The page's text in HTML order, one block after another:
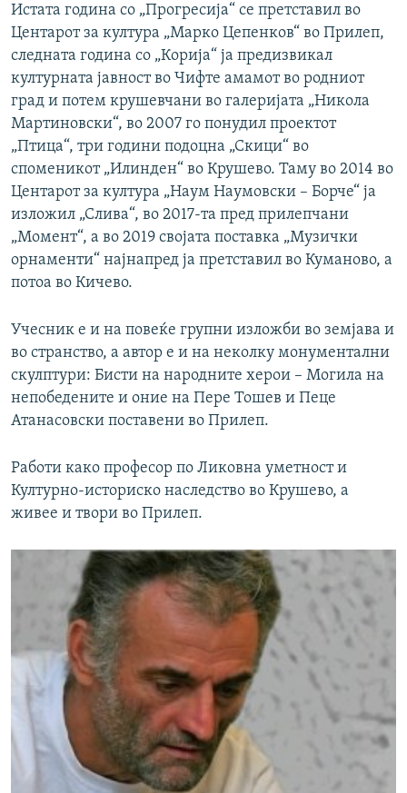
Истата година со „Прогресија“ се претставил во
Центарот за култура „Марко Цепенков“ во Прилеп,
следната година со „Корија“ ја предизвикал
културната јавност во Чифте амамот во родниот
град и потем крушевчани во галеријата „Никола
Мартиновски“, во 2007 го понудил проектот
„Птица“, три години подоцна „Скици“ во
споменикот „Илинден“ во Крушево. Таму во 2014 во
Центарот за култура „Наум Наумовски – Борче“ ја
изложил „Слива“, во 2017-та пред прилепчани
„Момент“, а во 2019 својата поставка „Музички
орнаменти“ најнапред ја претставил во Куманово, а
потоа во Кичево.
Учесник е и на повеќе групни изложби во земјава и
во странство, а автор е и на неколку монументални
скулптури: Бисти на народните херои – Могила на
непобедените и оние на Пере Тошев и Пеце
Атанасовски поставени во Прилеп.
Работи како професор по Ликовна уметност и
Културно-историско наследство во Крушево, а
живее и твори во Прилеп.